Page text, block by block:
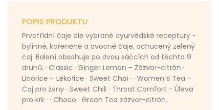
POPIS PRODUKTU
Prvotřídní čaje dle vybrané ayurvédské receptury -
bylinné, kořeněné a ovocné čaje, ochucený zelený
čaj. Balení obsahuje po dvou sáčcích od těchto 9
druhů: · Classic · Ginger Lemon – Zázvor-citrón ·
Licorice – Lékořice · Sweet Chai · · Women´s Tea -
Čaj pro ženy · Sweet Chili · Throat Comfort - Úleva
pro krk · · Choco · Green Tea zázvor-citrón.